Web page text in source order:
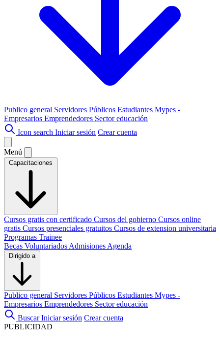
Publico general Servidores Públicos Estudiantes Mypes -
Empresarios Emprendedores Sector educación
Icon search Iniciar sesión Crear cuenta
Menú
Capacitaciones
Cursos gratis con certificado Cursos del gobierno Cursos online
gratis Cursos presenciales gratuitos Cursos de extension universitaria
Programas Trainee
Becas Voluntariados Admisiones Agenda
Dirigido a
Publico general Servidores Públicos Estudiantes Mypes -
Empresarios Emprendedores Sector educación
Buscar Iniciar sesión Crear cuenta
PUBLICIDAD